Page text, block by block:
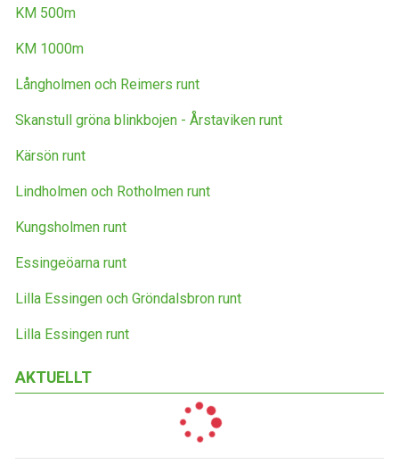
AKTUELLT
KM 500m
KM 1000m
Långholmen och Reimers runt
Skanstull gröna blinkbojen - Årstaviken runt
Kärsön runt
Lindholmen och Rotholmen runt
Kungsholmen runt
Essingeöarna runt
Lilla Essingen och Gröndalsbron runt
Lilla Essingen runt